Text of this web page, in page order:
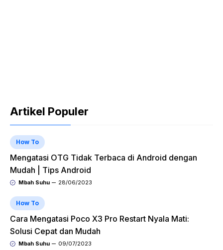
Artikel Populer
How To
Mengatasi OTG Tidak Terbaca di Android dengan
Mudah | Tips Android
Mbah Suhu 28/06/2023
How To
Cara Mengatasi Poco X3 Pro Restart Nyala Mati:
Solusi Cepat dan Mudah
Mbah Suhu 09/07/2023